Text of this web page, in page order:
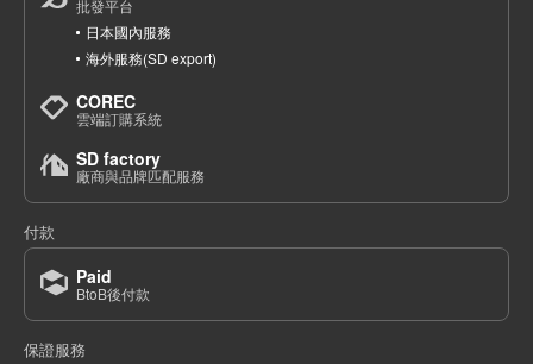
批發平台
日本國內服務
海外服務(SD export)
COREC
雲端訂購系統
SD factory
廠商與品牌匹配服務
付款
Paid
BtoB後付款
保證服務